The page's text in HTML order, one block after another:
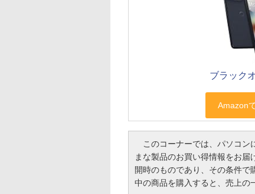
ブラック
このコーナーでは、パソコン
まな製品のお買い得情報をお
開時のものであり、その条件
中の商品を購入すると、売上の